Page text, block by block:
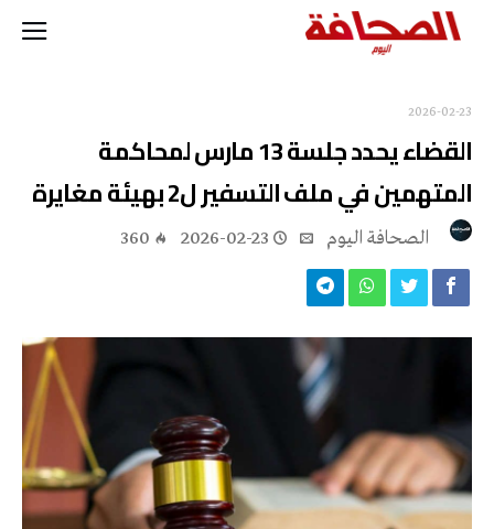
2026-02-23
القضاء يحدد جلسة 13 مارس لمحاكمة
المتهمين في ملف التسفير ل2 بهيئة مغايرة
2026-02-23
360